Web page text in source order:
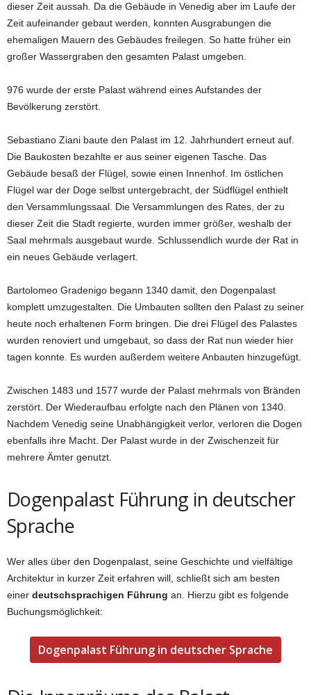
dieser Zeit aussah. Da die Gebäude in Venedig aber im Laufe der
Zeit aufeinander gebaut werden, konnten Ausgrabungen die
ehemaligen Mauern des Gebäudes freilegen. So hatte früher ein
großer Wassergraben den gesamten Palast umgeben.
976 wurde der erste Palast während eines Aufstandes der
Bevölkerung zerstört.
Sebastiano Ziani baute den Palast im 12. Jahrhundert erneut auf.
Die Baukosten bezahlte er aus seiner eigenen Tasche. Das
Gebäude besaß der Flügel, sowie einen Innenhof. Im östlichen
Flügel war der Doge selbst untergebracht, der Südflügel enthielt
den Versammlungssaal. Die Versammlungen des Rates, der zu
dieser Zeit die Stadt regierte, wurden immer größer, weshalb der
Saal mehrmals ausgebaut wurde. Schlussendlich wurde der Rat in
ein neues Gebäude verlagert.
Bartolomeo Gradenigo begann 1340 damit, den Dogenpalast
komplett umzugestalten. Die Umbauten sollten den Palast zu seiner
heute noch erhaltenen Form bringen. Die drei Flügel des Palastes
wurden renoviert und umgebaut, so dass der Rat nun wieder hier
tagen konnte. Es wurden außerdem weitere Anbauten hinzugefügt.
Zwischen 1483 und 1577 wurde der Palast mehrmals von Bränden
zerstört. Der Wiederaufbau erfolgte nach den Plänen von 1340.
Nachdem Venedig seine Unabhängigkeit verlor, verloren die Dogen
ebenfalls ihre Macht. Der Palast wurde in der Zwischenzeit für
mehrere Ämter genutzt.
Dogenpalast Führung in deutscher
Sprache
Wer alles über den Dogenpalast, seine Geschichte und vielfältige
Architektur in kurzer Zeit erfahren will, schließt sich am besten
einer deutschsprachigen Führung an. Hierzu gibt es folgende
Buchungsmöglichkeit:
Dogenpalast Führung in deutscher Sprache